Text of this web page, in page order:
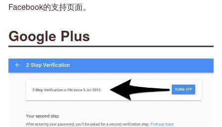
Facebook的支持页面。
Google Plus